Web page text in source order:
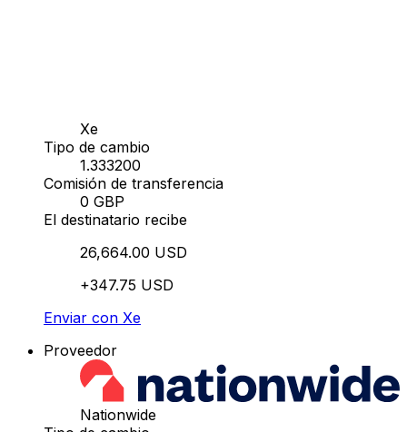
Xe
Tipo de cambio
1.333200
Comisión de transferencia
0 GBP
El destinatario recibe
26,664.00 USD
+347.75 USD
Enviar con Xe
Proveedor
Nationwide